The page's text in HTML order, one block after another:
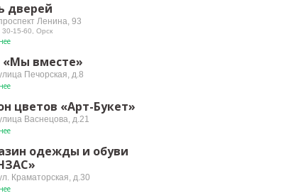
дверей
Ленина, 93
30-15-60, Орск
вместе»
Печорская, д.8
цветов «Арт-Букет»
Васнецова, д.21
одежды и обуви
Краматорская, д.30